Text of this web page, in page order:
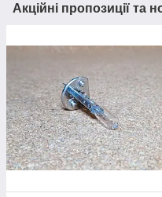
Акційні пропозиції та